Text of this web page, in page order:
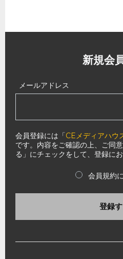
新規会
メールアドレス
会員登録には「CEメディアハウ
です。内容をご確認の上、ご同
る」にチェックをして、登録にお
会員規約
登録